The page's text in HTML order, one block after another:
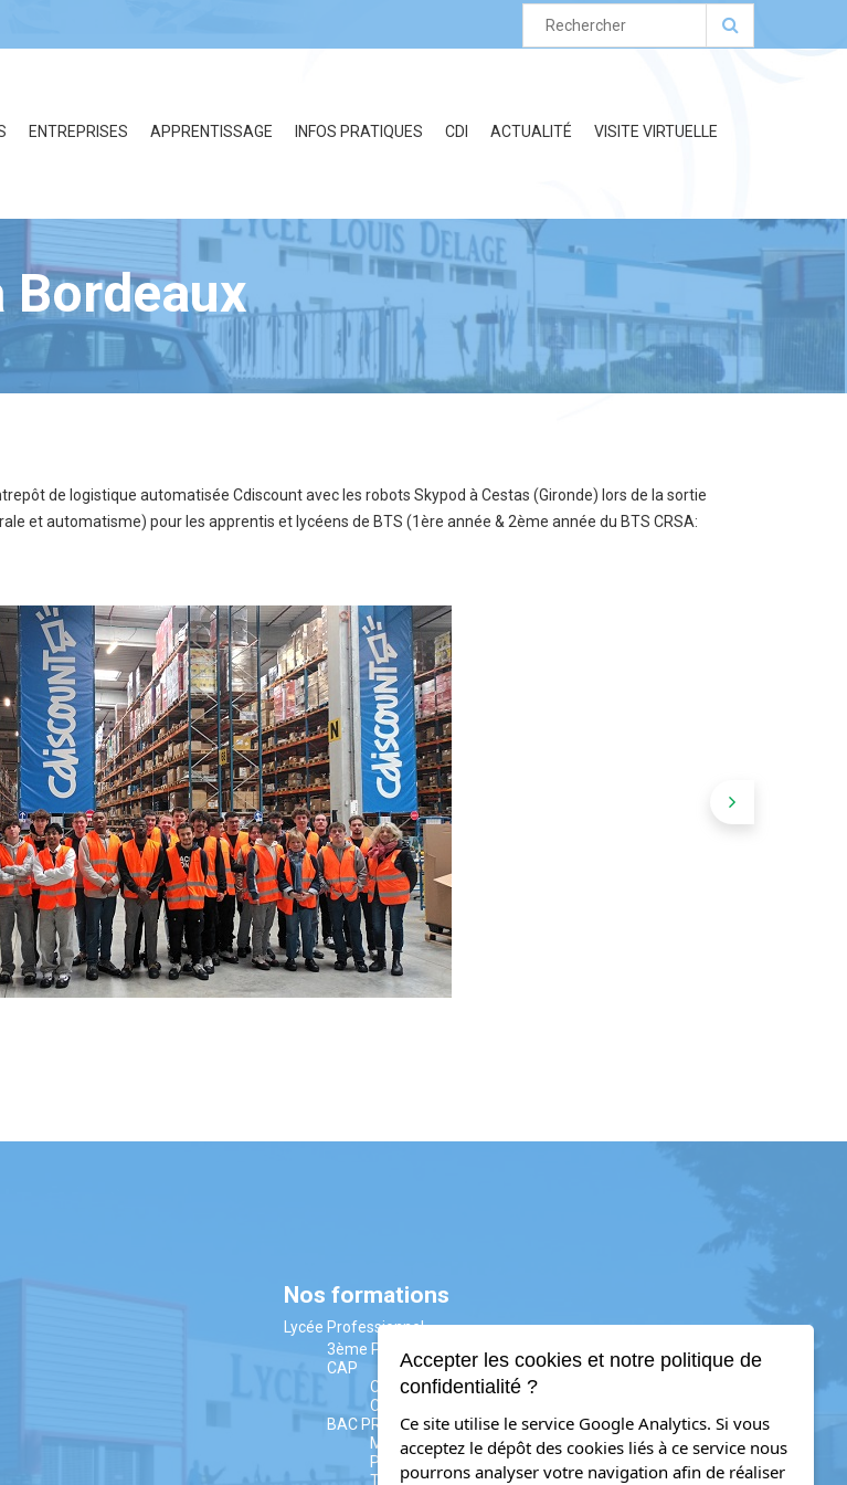
ENTREPRISES APPRENTISSAGE INFOS PRATIQUES CDI ACTUALITÉ VISITE VIRTUELLE
Bordeaux
de logistique automatisée Cdiscount avec les robots Skypod à Cestas (Gironde) lors de la sortie
et automatisme) pour les apprentis et lycéens de BTS (1ère année & 2ème année du BTS CRSA:
Nos formations
Lycée Professionnel
3ème PM
CAP
CAP AAGA
CAP CIP
BAC PRO
MELEC
PLP
TRPM (ex.TU)
Accepter les cookies et notre politique de
confidentialité ?
Ce site utilise le service Google Analytics. Si vous
acceptez le dépôt des cookies liés à ce service nous
pourrons analyser votre navigation afin de réaliser